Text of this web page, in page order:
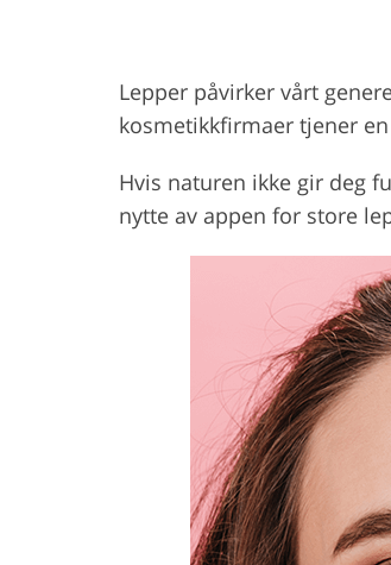
Lepper påvirker vårt
kosmetikkfirmaer tjener
Hvis naturen ikke gir deg
nytte av appen for store